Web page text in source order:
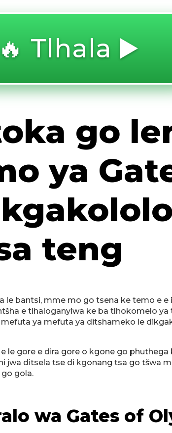
🔥 Tlhala ▶️
go
ya
teng
bantsi, mme mo go tsena ke temo e
e tlhaloganyiwa ke ba tlhokomelo
ya mefuta ya ditshameko le
gore e dira gore o kgone go
jwa ditsela tse di kgonang tsa go tšwa
gola.
wa Gates of